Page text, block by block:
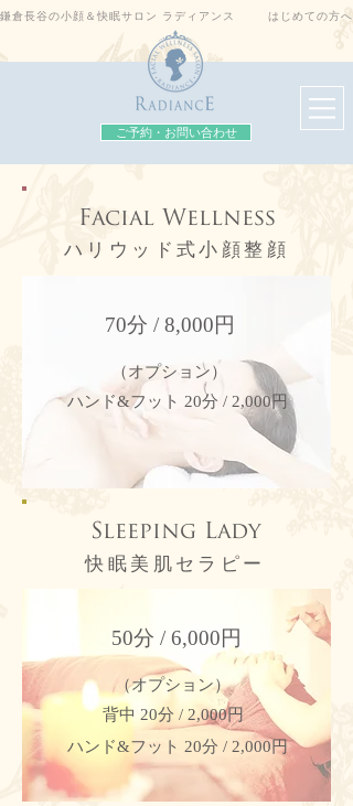
ご予約・お問い合わせ
鎌倉長谷の小顔＆快眠サロン ラディアンス はじめての方へ
Facial Wellness
ハリウッド式小顔整顔
快眠美肌セラピー
Sleeping Lady
70分 / 8,000円
​（オプション）
ハンド&フット 20分 / 2,000円
50分 / 6,000円
​（オプション）
背中 20分 / 2,000円
ハンド&フット 20分 / 2,000円